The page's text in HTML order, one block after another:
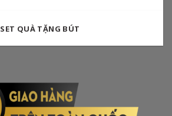
SET QUÀ TẶNG BÚT